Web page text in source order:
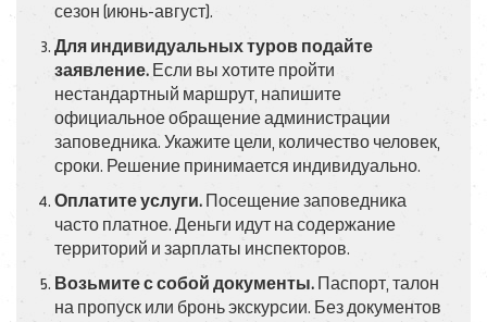
сезон (июнь-август).
Для индивидуальных туров подайте
заявление. Если вы хотите пройти
нестандартный маршрут, напишите
официальное обращение администрации
заповедника. Укажите цели, количество человек,
сроки. Решение принимается индивидуально.
Оплатите услуги. Посещение заповедника
часто платное. Деньги идут на содержание
территорий и зарплаты инспекторов.
Возьмите с собой документы. Паспорт, талон
на пропуск или бронь экскурсии. Без документов